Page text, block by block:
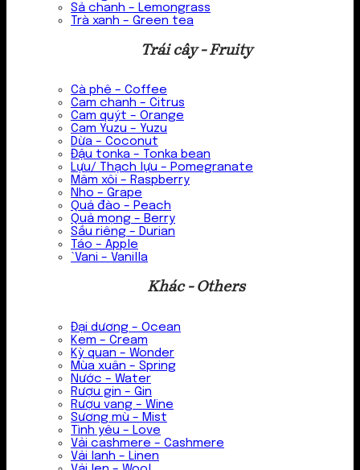
Sả chanh – Lemongrass
Trà xanh – Green tea
Trái cây - Fruity
Cà phê – Coffee
Cam chanh – Citrus
Cam quýt – Orange
Cam Yuzu – Yuzu
Dừa – Coconut
Đậu tonka – Tonka bean
Lựu/ Thạch lựu – Pomegranate
Mâm xôi – Raspberry
Nho – Grape
Quả đào – Peach
Quả mọng – Berry
Sầu riêng – Durian
Táo – Apple
`Vani – Vanilla
Khác - Others
Đại dương – Ocean
Kem – Cream
Kỳ quan – Wonder
Mùa xuân – Spring
Nước – Water
Rượu gin – Gin
Rượu vang – Wine
Sương mù – Mist
Tình yêu – Love
Vải cashmere – Cashmere
Vải lanh – Linen